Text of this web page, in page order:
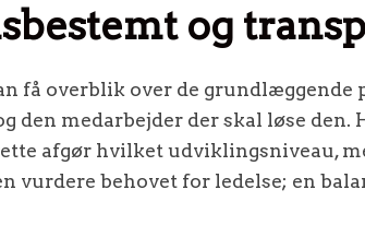
og
få overblik over de grundlæggende
den medarbejder der skal løse
afgør hvilket udviklingsniveau,
vurdere behovet for ledelse; en